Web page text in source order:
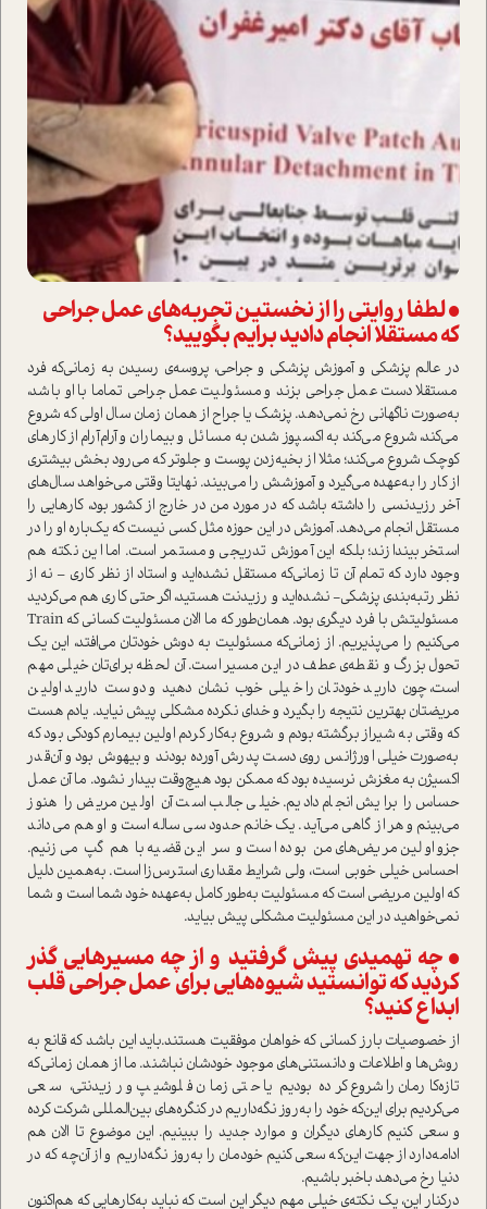
• لطفا روایتی را از نخستین تجربه‌های عمل جراحی
که مستقلا انجام دادید برایم بگویید؟
در عالم پزشکی و آموزش پزشکی و جراحی، پروسه‌ی رسیدن به زمانی‌که فرد
مستقلا دست عمل جراحی بزند و مسئولیت عمل جراحی تماما با او باشد،
به‌صورت ناگهانی رخ نمی‌دهد. پزشک یا جراح از همان زمان سال اولی که شروع
می‌کند، شروع می‌کند به اکسپوز شدن به مسائل و بیماران و آرام‌آرام از کارهای
کوچک شروع می‌کند؛ مثلا از بخیه‌زدن پوست و جلو‌تر که می‌رود بخش بیشتری
از کار را به‌عهده می‌گیرد و آموزشش را می‌بیند. نهایتا وقتی می‌خواهد سال‌های
آخر رزیدنسی را داشته باشد که در مورد من در خارج از کشور بود، کارهایی را
مستقل انجام می‌دهد. آموزش در این حوزه مثل کسی نیست که یک‌باره او را در
ا‌ستخر بیندازند؛ بلکه این آموزش تدریجی و مستمر ا‌ست. اما این نکته هم
وجود دارد که تمام آن تا زمانی‌که مستقل نشده‌اید و ا‌ستاد از نظر کاری – نه از
نظر رتبه‌بندی پزشکی- نشده‌اید و رزیدنت هستید، اگر حتی کاری هم می‌کردید
مسئولیتش با فرد د‌یگری بود. همان‌طور که ما الان مسئولیت کسانی که Train
می‌کنیم را می‌پذیریم. از زمانی‌که مسئولیت به دوش خودتان می‌افتد، این یک
تحول بزرگ و نقطه‌ی عطف در این مسیر ا‌ست. آن لحظه برای‌تان خیلی مهم
ا‌ست، چون دارید خودتان را خیلی خوب نشان دهید و دوست دارید اولین
مریضتان بهترین نتیجه را بگیرد و خدای نکرده مشکلی پیش نیاید. یادم هست
که وقتی به شیراز برگشته بودم و شروع به‌کار کردم اولین بیمارم کودکی بود که
به‌صورت خیلی اورژانس روی دست پدرش آورده بودند و بیهوش بود و آن‌قدر
اکسیژن به مغزش نرسیده بود که ممکن بود هیچ‌وقت بیدار نشود. ما آن عمل
حساس را برایش انجام دادیم. خیلی جالب ا‌ست آن اولین مریض را هنوز
می‌بینم و هر از گاهی می‌آید. یک خانم حدود سی ساله ا‌ست و او هم می‌داند
جزو اولین مریض‌های من بوده ا‌ست و سر این قضیه با هم گپ می‌زنیم.
احساس خیلی خوبی ا‌ست، ولی شرایط مقداری ا‌سترس‌زا ا‌ست. به‌همین دلیل
که اولین مریضی ا‌ست که مسئولیت به‌طور کامل به‌عهده خود شما ا‌ست و شما
نمی‌خواهید در این مسئولیت مشکلی پیش بیاید.
• چه تهمیدی پیش گرفتید و از چه مسیرهایی گذر
کردید که توانستید شیوه‌هایی برای عمل جراحی قلب
ابداع کنید؟
از خصوصیات بارز کسانی که خواهان موفقیت هستند‌.باید این باشد که قانع به
روش‌ها و اطلاعات و دانستنی‌های موجود خودشان نباشند. ما از همان زمانی‌که
تازه‌کارمان را شروع کرده بودیم یا حتی زمان فلوشیپ و رزیدنتی، سعی
می‌کردیم برای این‌که خود را به‌روز نگه‌داریم در کنگره‌های بین‌المللی شرکت کرده
و سعی کنیم کارهای دیگران و موارد جدید را ببینیم. این موضوع تا الان هم
ادامه‌دارد از جهت این‌که سعی ‌کنیم خودمان را به‌روز نگه‌داریم و از آن‌چه که در
دنیا رخ می‌دهد باخبر باشیم.
در‌کنار این، یک نکته‌ی خیلی مهم دیگر این ا‌ست که نباید به‌کارهایی که هم‌اکنون